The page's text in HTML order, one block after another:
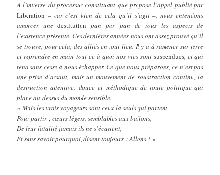
À l’inverse du processus constituant que propose l’appel publié par
Libération – car c’est bien de cela qu’il s’agit –, nous entendons
amorcer unedestitution pan par pan de tous les aspects de
l’existence présente. Ces dernières années nous ont assez prouvé qu’il
se trouve, pour cela, des alliés en tout lieu. Il y a à ramener sur terre
et reprendre en main tout ce à quoi nos vies sont suspendues, et qui
tend sans cesse à nous échapper. Ce que nous préparons, ce n’est pas
une prise d’assaut, mais un mouvement de soustraction continu, la
destruction attentive, douce et méthodique de toute politique qui
plane au-dessus du monde sensible.
« Mais les vrais voyageurs sont ceux-là seuls qui partent
Pour partir ; cœurs légers, semblables aux ballons,
De leur fatalité jamais ils ne s’écartent,
Et sans savoir pourquoi, disent toujours : Allons ! »